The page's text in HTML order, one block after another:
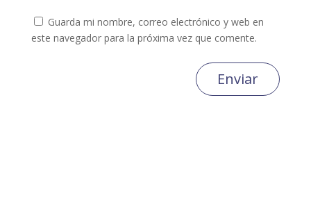
Guarda mi nombre, correo electrónico y web en
este navegador para la próxima vez que comente.
Enviar